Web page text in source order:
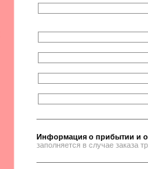
Информация о прибытии и
заполняется в случае заказа